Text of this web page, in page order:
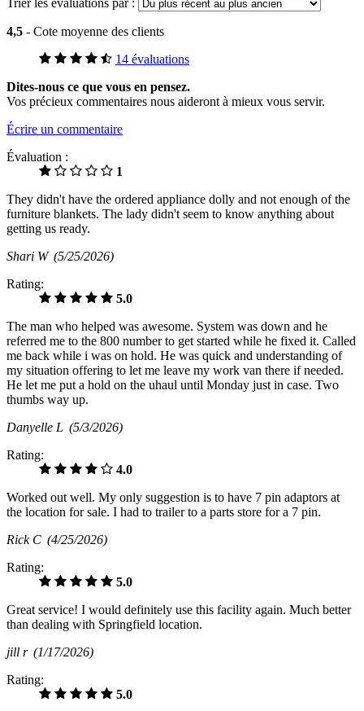
4,5 - Cote moyenne des clients
14 évaluations
Dites-nous ce que vous en pensez.
Vos précieux commentaires nous aideront à mieux vous servir.
Écrire un commentaire
Évaluation :
1
They didn't have the ordered appliance dolly and not enough of the
furniture blankets. The lady didn't seem to know anything about
getting us ready.
Shari W (5/25/2026)
Rating:
5.0
The man who helped was awesome. System was down and he
referred me to the 800 number to get started while he fixed it. Called
me back while i was on hold. He was quick and understanding of
my situation offering to let me leave my work van there if needed.
He let me put a hold on the uhaul until Monday just in case. Two
thumbs way up.
Danyelle L (5/3/2026)
Rating:
4.0
Worked out well. My only suggestion is to have 7 pin adaptors at
the location for sale. I had to trailer to a parts store for a 7 pin.
Rick C (4/25/2026)
Rating:
5.0
Great service! I would definitely use this facility again. Much better
than dealing with Springfield location.
jill r (1/17/2026)
Rating:
5.0